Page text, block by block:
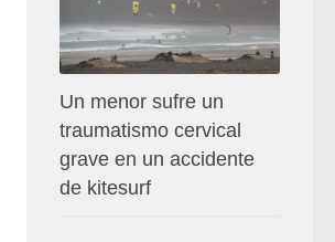
Un menor sufre un
traumatismo cervical
grave en un accidente
de kitesurf